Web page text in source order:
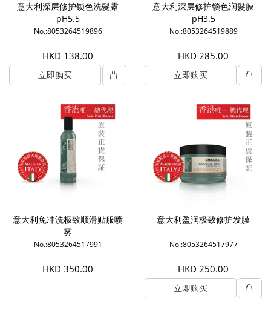
意大利深层修护锁色洗髮露
pH5.5
No.:8053264519896
HKD 138.00
立即购买
意大利深层修护锁色润髮膜
pH3.5
No.:8053264519889
HKD 285.00
立即购买
意大利免冲洗极致顺滑贴服喷
雾
No.:8053264517991
HKD 350.00
意大利盈润极致修护发膜
No.:8053264517977
HKD 250.00
立即购买